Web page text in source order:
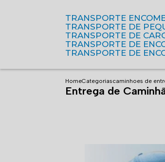
TRANSPORTE
TRANSPORTE DE
TRANSPORTE DE
TRANSPORTE DE
TRANSPORTE DE
HomeCategoriascaminhoes de
Entrega de